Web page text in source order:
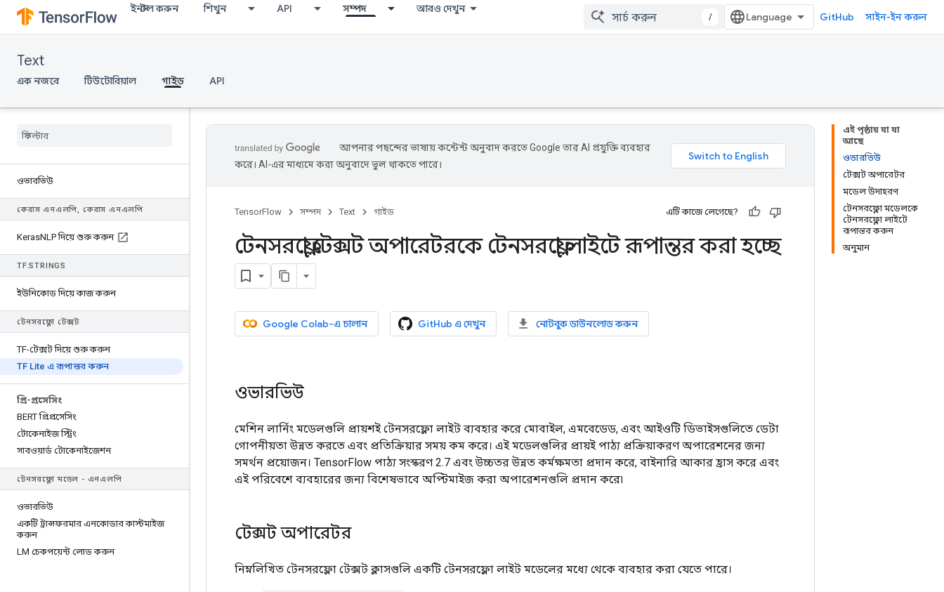
ইনস্টল করুন শিখুন API সম্পদ আরও দেখুন
/ GitHub সাইন-ইন করুন
Text
এক নজরে টিউটোরিয়াল গাইড API
ওভারভিউ
কেরাস এনএলপি, কেরাস এনএলপি
KerasNLP দিয়ে শুরু করুন
TF.STRINGS
ইউনিকোড দিয়ে কাজ করুন
টেনসরফ্লো টেক্সট
TF-টেক্সট দিয়ে শুরু করুন
TF Lite এ রূপান্তর করুন
প্রি-প্রসেসিং
BERT প্রিপ্রসেসিং
টোকেনাইজ স্ট্রিং
সাবওয়ার্ড টোকেনাইজেশন
টেনসরফ্লো মডেল - এনএলপি
ওভারভিউ
একটি ট্রান্সফরমার এনকোডার কাস্টমাইজ
করুন
LM চেকপয়েন্ট লোড করুন
এই পৃষ্ঠায় যা যা
আছে
ওভারভিউ
টেক্সট অপারেটর
মডেল উদাহরণ
টেনসরফ্লো মডেলকে
টেনসরফ্লো লাইটে
রূপান্তর করুন
অনুমান
আপনার পছন্দের ভাষায় কন্টেন্ট অনুবাদ করতে Google তার AI প্রযুক্তি ব্যবহার
করে। AI-এর মাধ্যমে করা অনুবাদে ভুল থাকতে পারে।
TensorFlow সম্পদ Text গাইড এটি কাজে লেগেছে?
টেনসরফ্লো টেক্সট অপারেটরকে টেনসরফ্লো লাইটে রূপান্তর করা হচ্ছে
Google Colab-এ চালান GitHub এ দেখুন নোটবুক ডাউনলোড করুন
ওভারভিউ
মেশিন লার্নিং মডেলগুলি প্রায়শই টেনসরফ্লো লাইট ব্যবহার করে মোবাইল, এমবেডেড, এবং আইওটি ডিভাইসগুলিতে ডেটা
গোপনীয়তা উন্নত করতে এবং প্রতিক্রিয়ার সময় কম করে। এই মডেলগুলির প্রায়ই পাঠ্য প্রক্রিয়াকরণ অপারেশনের জন্য
সমর্থন প্রয়োজন। TensorFlow পাঠ্য সংস্করণ 2.7 এবং উচ্চতর উন্নত কর্মক্ষমতা প্রদান করে, বাইনারি আকার হ্রাস করে এবং
এই পরিবেশে ব্যবহারের জন্য বিশেষভাবে অপ্টিমাইজ করা অপারেশনগুলি প্রদান করে৷
টেক্সট অপারেটর
নিম্নলিখিত টেনসরফ্লো টেক্সট ক্লাসগুলি একটি টেনসরফ্লো লাইট মডেলের মধ্যে থেকে ব্যবহার করা যেতে পারে।